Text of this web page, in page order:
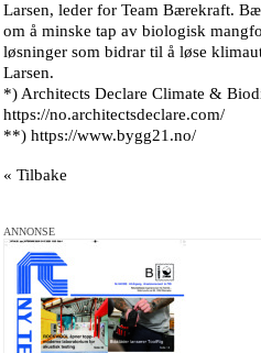
Larsen, leder for Team Bærekraft.
om å minske tap av biologisk
løsninger som bidrar til å løse
Larsen.
*) Architects Declare Climate &
https://no.architectsdeclare.com/
**) https://www.bygg21.no/
« Tilbake
ANNONSE